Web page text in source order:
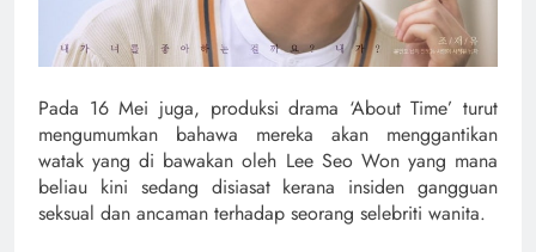
Pada 16 Mei juga, produksi drama ‘About Time’ turut
mengumumkan bahawa mereka akan menggantikan
watak yang di bawakan oleh Lee Seo Won yang mana
beliau kini sedang disiasat kerana insiden gangguan
seksual dan ancaman terhadap seorang selebriti wanita.